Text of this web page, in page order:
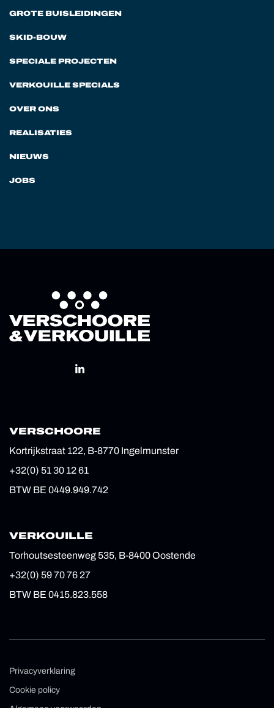
GROTE BUISLEIDINGEN
SKID-BOUW
SPECIALE PROJECTEN
VERKOUILLE SPECIALS
OVER ONS
REALISATIES
NIEUWS
JOBS
VERSCHOORE
Kortrijkstraat 122, B-8770 Ingelmunster
+32(0) 51 30 12 61
BTW BE 0449.949.742
VERKOUILLE
Torhoutsesteenweg 535, B-8400 Oostende
+32(0) 59 70 76 27
BTW BE 0415.823.558
Privacyverklaring
Cookie policy